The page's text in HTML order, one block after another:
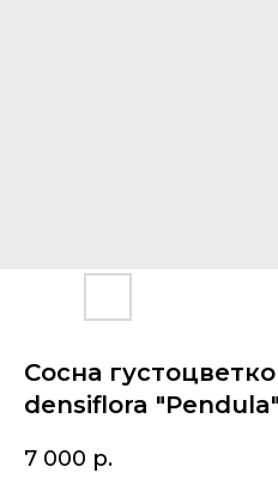
Сосна
densiflora
7 000 р.